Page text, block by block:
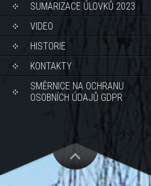
SUMARIZACE ÚLOVKŮ 2023
VIDEO
HISTORIE
KONTAKTY
SMĚRNICE NA OCHRANU
OSOBNÍCH ÚDAJŮ GDPR